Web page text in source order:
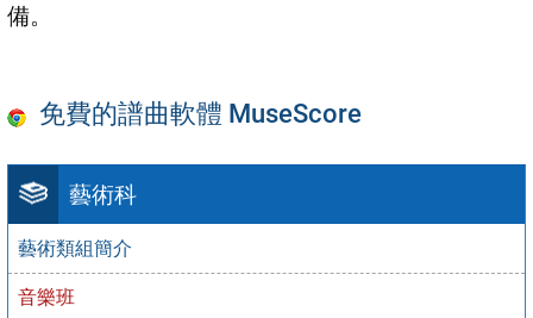
藝術科
藝術類組簡介
音樂班
備。
免費的譜曲軟體 MuseScore